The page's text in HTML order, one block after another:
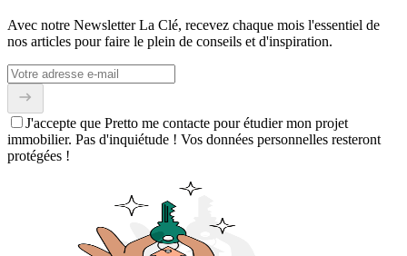
Avec notre Newsletter La Clé, recevez chaque mois l'essentiel de
nos articles pour faire le plein de conseils et d'inspiration.
J'accepte que Pretto me contacte pour étudier mon projet
immobilier. Pas d'inquiétude ! Vos données personnelles resteront
protégées !